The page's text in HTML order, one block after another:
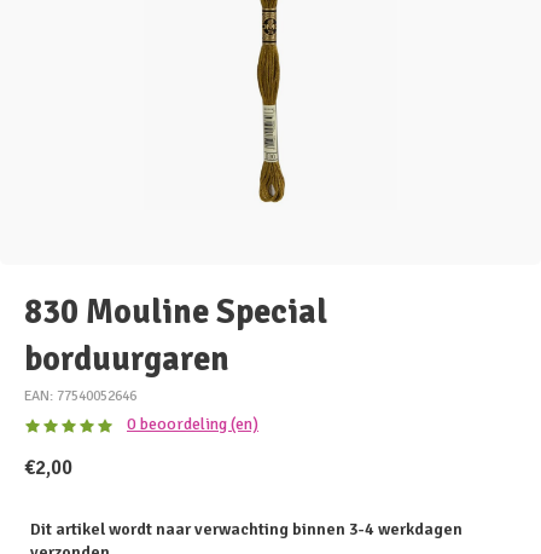
830 Mouline Special
borduurgaren
EAN: 77540052646
0 beoordeling (en)
€2,00
Dit artikel wordt naar verwachting binnen 3-4 werkdagen